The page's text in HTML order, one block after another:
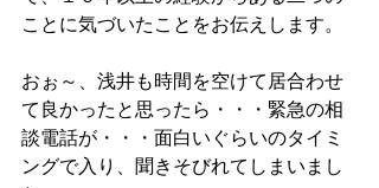
ことに気づいたことをお伝えします。
おぉ～、浅井も時間を空けて居合わせ
て良かったと思ったら・・・緊急の相
談電話が・・・面白いぐらいのタイミ
ングで入り、聞きそびれてしまいまし